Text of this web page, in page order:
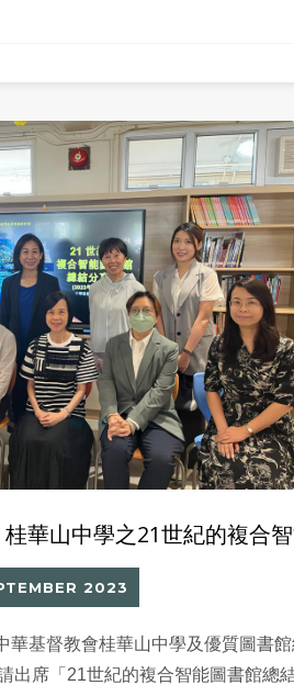
桂華山中學之21世紀的複合
2023
華基督教會桂華山中學及優質圖書
出席「21世紀的複合智能圖書館總